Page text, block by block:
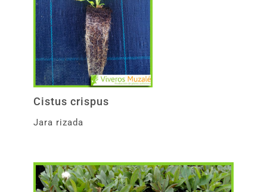
Cistus crispus
Jara rizada